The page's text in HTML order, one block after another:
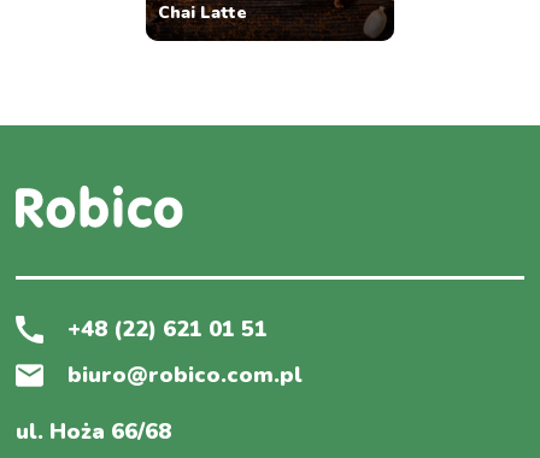
Chai Latte
+48 (22) 621 01 51
biuro@robico.com.pl
ul. Hoża 66/68